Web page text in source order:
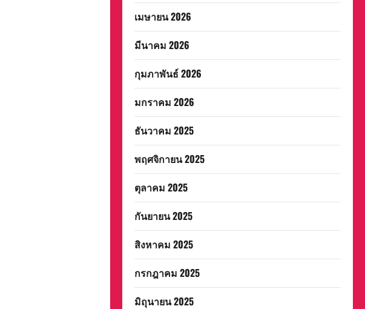
เมษายน 2026
มีนาคม 2026
กุมภาพันธ์ 2026
มกราคม 2026
ธันวาคม 2025
พฤศจิกายน 2025
ตุลาคม 2025
กันยายน 2025
สิงหาคม 2025
กรกฎาคม 2025
มิถุนายน 2025